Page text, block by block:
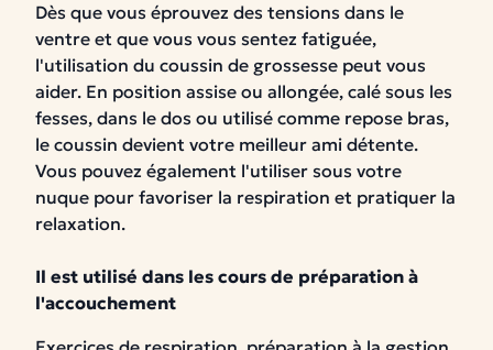
Dès que vous éprouvez des tensions dans le
ventre et que vous vous sentez fatiguée,
l'utilisation du coussin de grossesse peut vous
aider. En position assise ou allongée, calé sous les
fesses, dans le dos ou utilisé comme repose bras,
le coussin devient votre meilleur ami détente.
Vous pouvez également l'utiliser sous votre
nuque pour favoriser la respiration et pratiquer la
relaxation.
Il est utilisé dans les cours de préparation à
l'accouchement